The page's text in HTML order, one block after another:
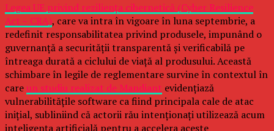
Legea UE privind reziliența cibernetică (Cyber Resilience
Act – CRA), care va intra în vigoare în luna septembrie, a
redefinit responsabilitatea privind produsele, impunând o
guvernanță a securității transparentă și verificabilă pe
întreaga durată a ciclului de viață al produsului. Această
schimbare în legile de reglementare survine în contextul în
careun studiu realizat de Mandiant evidențiază
vulnerabilitățile software ca fiind principala cale de atac
inițial, subliniind că actorii rău intenționați utilizează acum
inteligența artificială pentru a accelera aceste